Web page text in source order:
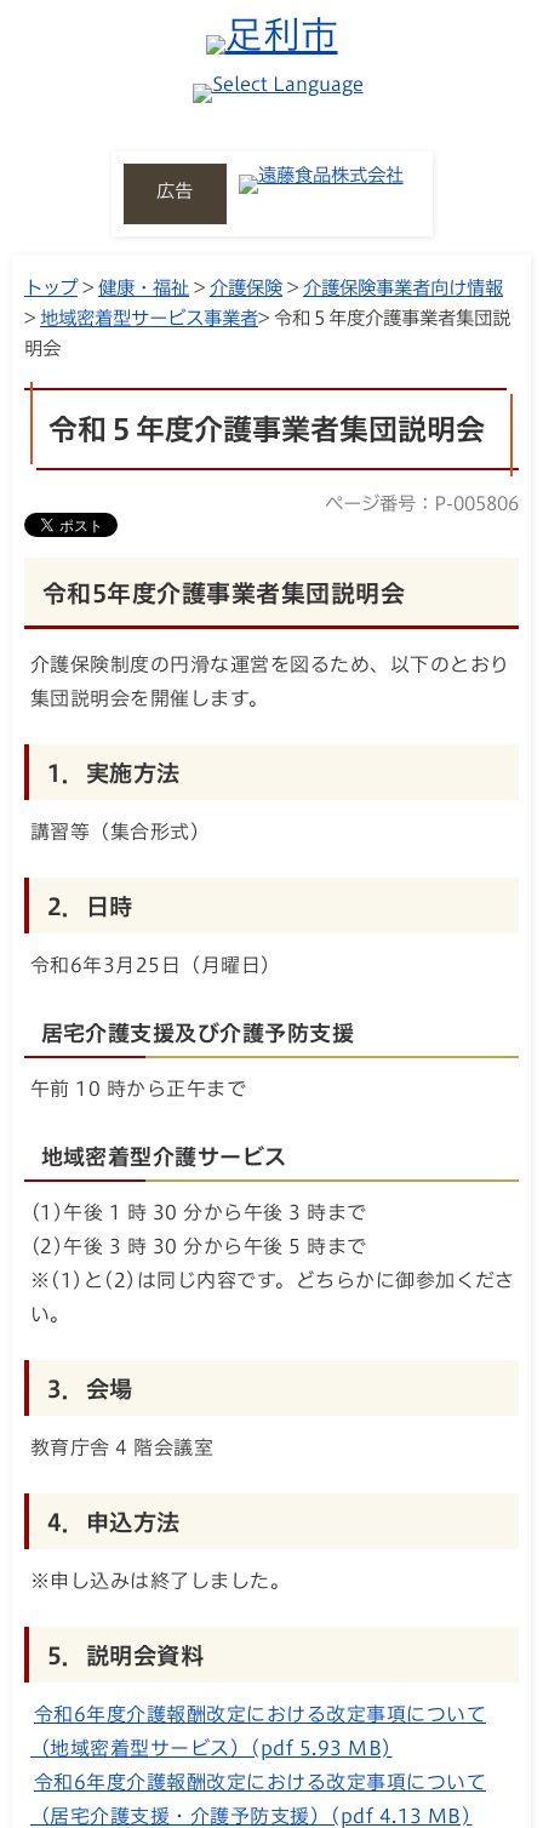
広告
トップ> 健康・福祉 > 介護保険 > 介護保険事業者向け情報
> 地域密着型サービス事業者> 令和５年度介護事業者集団説
明会
令和５年度介護事業者集団説明会
ページ番号：P-005806
令和5年度介護事業者集団説明会
介護保険制度の円滑な運営を図るため、以下のとおり
集団説明会を開催します。
1．実施方法
講習等（集合形式）
2．日時
令和6年3月25日（月曜日）
居宅介護支援及び介護予防支援
午前 10 時から正午まで
地域密着型介護サービス
(1)午後 1 時 30 分から午後 3 時まで
(2)午後 3 時 30 分から午後 5 時まで
※(1)と(2)は同じ内容です。どちらかに御参加くださ
い。
3．会場
教育庁舎 4 階会議室
4．申込方法
※申し込みは終了しました。
5．説明会資料
令和6年度介護報酬改定における改定事項について
（地域密着型サービス）(pdf 5.93 MB)
令和6年度介護報酬改定における改定事項について
（居宅介護支援・介護予防支援）(pdf 4.13 MB)